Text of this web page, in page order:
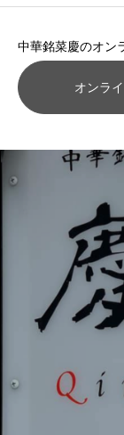
中華銘菜慶のオン
オンラ